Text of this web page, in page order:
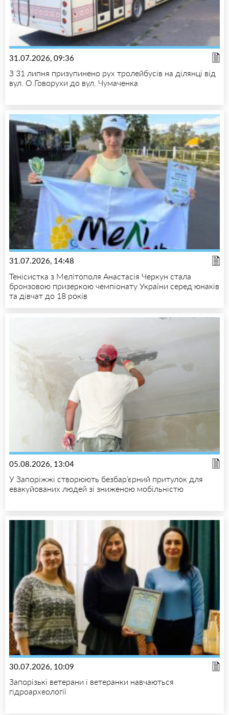
31.07.2026, 09:36
З 31 липня призупинено рух тролейбусів на ділянці від
вул. О.Говорухи до вул. Чумаченка
31.07.2026, 14:48
Тенісистка з Мелітополя Анастасія Черкун стала
бронзовою призеркою чемпіонату України серед юнаків
та дівчат до 18 років
05.08.2026, 13:04
У Запоріжжі створюють безбар’єрний притулок для
евакуйованих людей зі зниженою мобільністю
30.07.2026, 10:09
Запорізькі ветерани і ветеранки навчаються
гідроархеології